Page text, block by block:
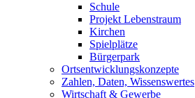
Schule
Projekt Lebenstraum
Kirchen
Spielplätze
Bürgerpark
Ortsentwicklungskonzepte
Zahlen, Daten, Wissenswertes
Wirtschaft & Gewerbe